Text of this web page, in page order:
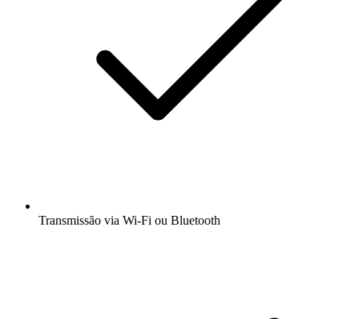
Transmissão via Wi-Fi ou Bluetooth